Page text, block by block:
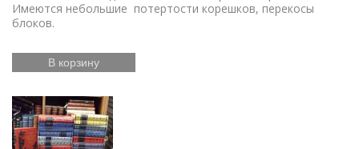
Имеются небольшие потертости корешков, перекосы
блоков.
В корзину